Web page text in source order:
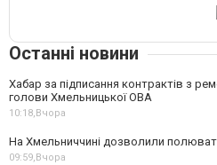
Останні новини
Хабар за підписання контрактів з
голови Хмельницької ОВА
10:18,Вчора
На Хмельниччині дозволили
09:59,Вчора